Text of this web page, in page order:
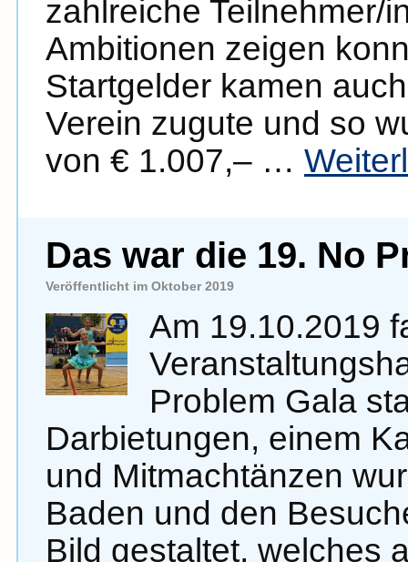
zahlreiche Teilnehmer/
Ambitionen zeigen
Startgelder kamen
Verein zugute und so
von € 1.007,– …
Das war die 19. No
Veröffentlicht im Oktober 2019
Am 19.10.2019
Problem Gala
Darbietungen, einem
und Mitmachtänzen
Baden und den
Bild gestaltet, welches